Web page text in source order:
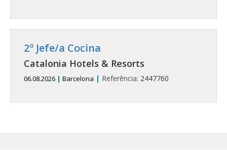
2º Jefe/a Cocina
Catalonia Hotels & Resorts
06.08.2026 | Barcelona | Referência: 2447760